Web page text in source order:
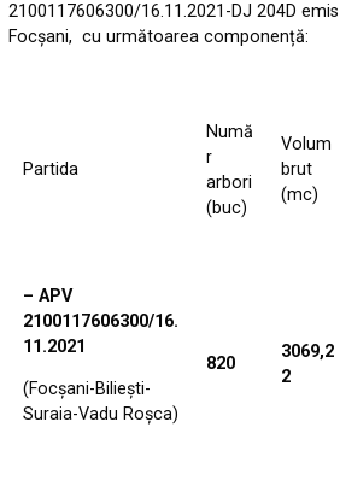
2100117606300/16.11.2021-DJ 204D
Focșani, cu următoarea componență:
Partida
Numă
r
arbori
(buc)
Volum
brut
(mc)
– APV
2100117606300/16.
11.2021
(Focșani-Biliești-
Suraia-Vadu Roșca)
820
3069,2
2